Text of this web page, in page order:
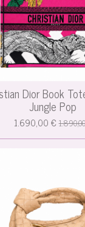
Dior Book
Jungle Pop
1.690,00 €